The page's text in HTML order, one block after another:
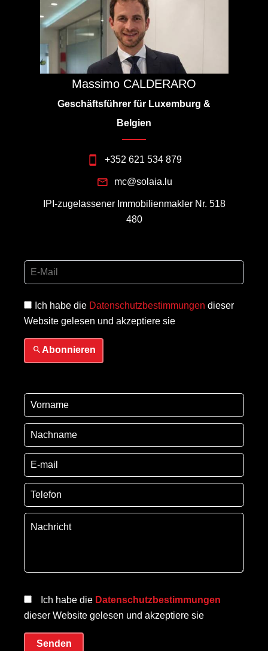
Massimo CALDERARO
Geschäftsführer für Luxemburg &
Belgien
+352 621 534 879
mc@solaia.lu
IPI-zugelassener Immobilienmakler Nr. 518
480
Ich habe die Datenschutzbestimmungen dieser
Website gelesen und akzeptiere sie
Abonnieren
Ich habe die Datenschutzbestimmungen
dieser Website gelesen und akzeptiere sie
Senden